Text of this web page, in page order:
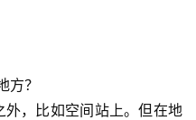
方？
，比如空间站上。但在地